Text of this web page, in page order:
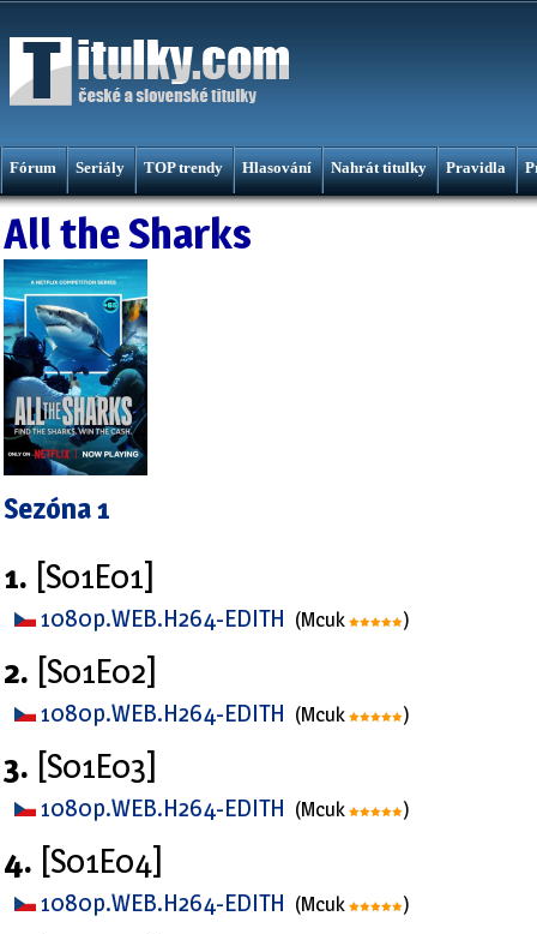
Fórum Seriály TOP trendy Hlasování Nahrát titulky Pravidla
All the Sharks
Sezóna 1
1. [S01E01]
1080p.WEB.H264-EDITH (Mcuk )
2. [S01E02]
1080p.WEB.H264-EDITH (Mcuk )
3. [S01E03]
1080p.WEB.H264-EDITH (Mcuk )
4. [S01E04]
1080p.WEB.H264-EDITH (Mcuk )